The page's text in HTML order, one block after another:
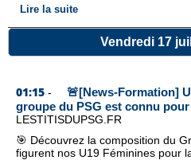
Lire la suite
Vendredi 17
01:15 -
🚨[News-Formation]
groupe du PSG est connu pour
LESTITISDUPSG.FR
🎯 Découvrez la composition du
figurent nos U19 Féminines pour